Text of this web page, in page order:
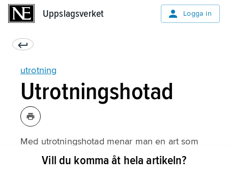
Uppslagsverket Logga in
utrotning
Utrotningshotad
Med utrotningshotad menar man en art som
riskerar att snart försvinna helt från ett
Vill du komma åt hela artikeln?